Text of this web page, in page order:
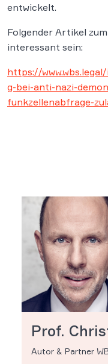
entwickelt.
Folgender Artikel
interessant sein:
https://
g-bei-anti-nazi-
funkzellenabfrage-
Prof.
Autor & Partner